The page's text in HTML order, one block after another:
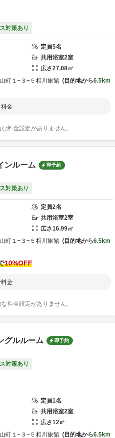
対策あり
定員5名
共用浴室2室
広さ27.08㎡
町１−３−５ 相川旅館 目的地から6.5km
金
料金設定がありません。
ンルーム 即予約
対策あり
定員2名
共用浴室2室
広さ16.99㎡
町１−３−５ 相川旅館 目的地から6.5km
10%OFF
金
料金設定がありません。
グルルーム 即予約
対策あり
定員1名
共用浴室2室
広さ12㎡
町１−３−５ 相川旅館 目的地から6.5km